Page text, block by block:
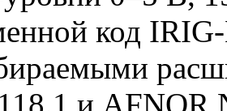
код
и AFNOR